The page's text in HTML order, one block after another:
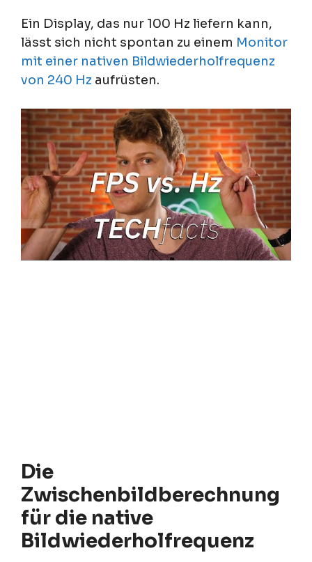
Ein Display, das nur 100 Hz liefern kann,
lässt sich nicht spontan zu einem Monitor
mit einer nativen Bildwiederholfrequenz
von 240 Hz aufrüsten.
Die
Zwischenbildberechnung
für die native
Bildwiederholfrequenz